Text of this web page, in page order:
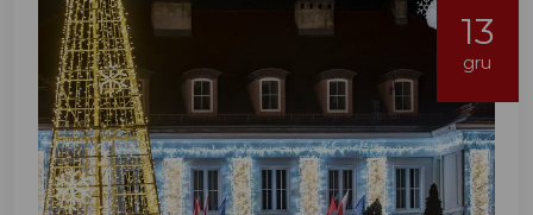
13
gru